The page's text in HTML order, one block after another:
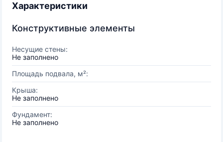
Характеристики
Конструктивные элементы
Несущие стены:
Не заполнено
Площадь подвала, м²:
Крыша:
Не заполнено
Фундамент:
Не заполнено